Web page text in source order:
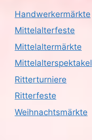
Handwerkermärkte
Mittelalterfeste
Mittelaltermärkte
Mittelalterspektakel
Ritterturniere
Ritterfeste
Weihnachtsmärkte